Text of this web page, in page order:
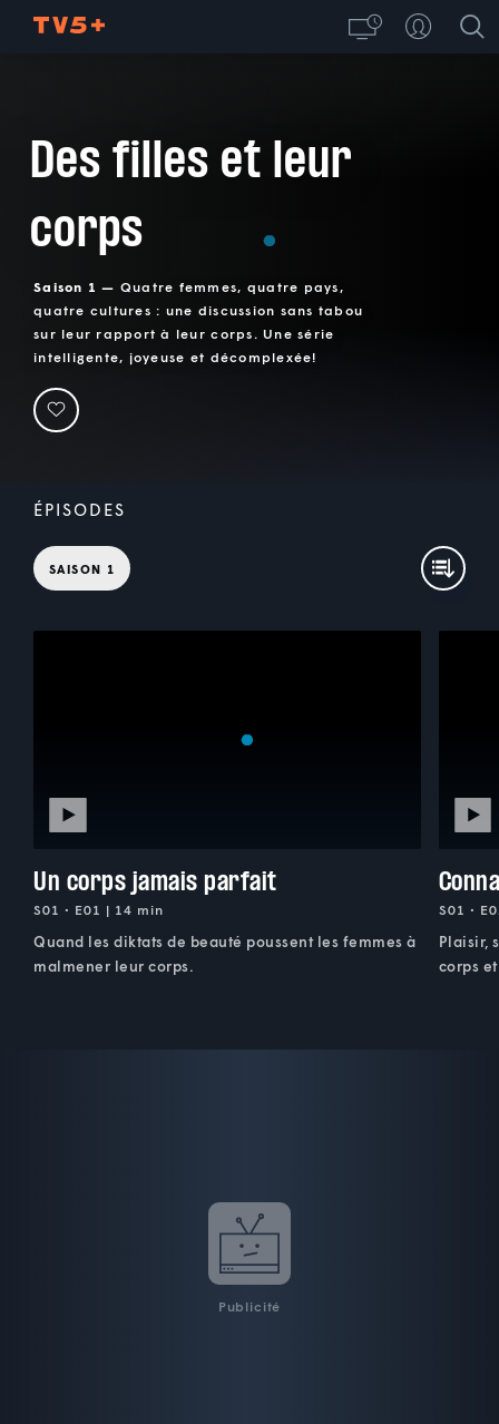
Des filles et leur
corps
Saison 1 — Quatre femmes, quatre pays,
quatre cultures : une discussion sans tabou
sur leur rapport à leur corps. Une série
intelligente, joyeuse et décomplexée!
ÉPISODES
SAISON 1
Un corps jamais parfait
S01 • E01 | 14 min
Quand les diktats de beauté poussent les femmes à
malmener leur corps.
S01 •
Plaisir,
corps
Publicité